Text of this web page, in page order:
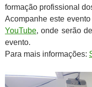
formação profissional
Acompanhe este
YouTube, onde serão
evento.
Para mais informações: